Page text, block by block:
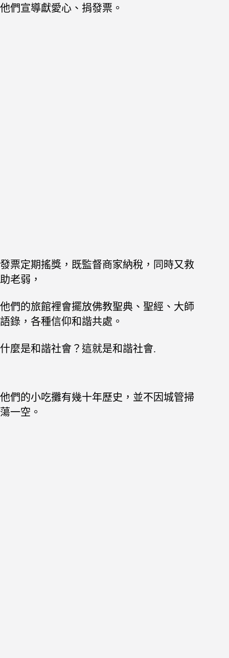
他們宣導獻愛心、捐發票。
發票定期搖獎，既監督商家納稅，同時又救
助老弱，
他們的旅館裡會擺放佛教聖典、聖經、大師
語錄，各種信仰和諧共處。
什麼是和諧社會？這就是和諧社會.
他們的小吃攤有幾十年歷史，並不因城管掃
蕩一空。